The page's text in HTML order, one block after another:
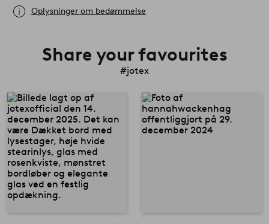
Oplysninger om bedømmelse
Share your favourites
#jotex